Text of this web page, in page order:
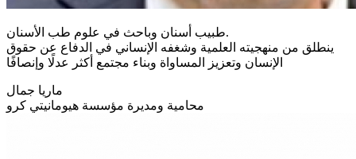
طبيب أسنان وباحث في علوم طب الأسنان.
ينطلق من منهجيته العلمية وشغفه الإنساني في الدفاع عن حقوق
الإنسان وتعزيز المساواة وبناء مجتمع أكثر عدلًا وإنصافًا
ماريا جمال
محامية ومديرة مؤسسة هيومانيتي كرو